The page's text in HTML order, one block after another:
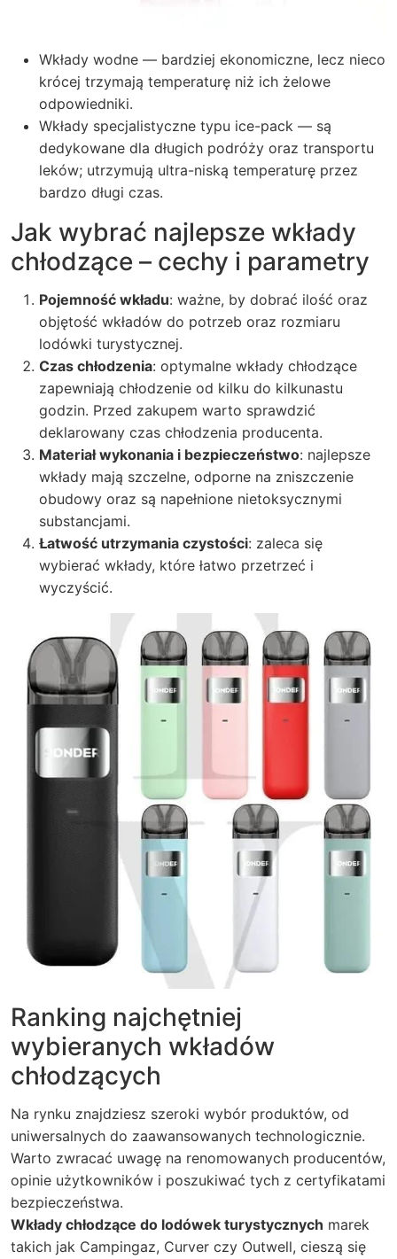
Wkłady wodne — bardziej ekonomiczne, lecz nieco
krócej trzymają temperaturę niż ich żelowe
odpowiedniki.
Wkłady specjalistyczne typu ice-pack — są
dedykowane dla długich podróży oraz transportu
leków; utrzymują ultra-niską temperaturę przez
bardzo długi czas.
Jak wybrać najlepsze wkłady
chłodzące – cechy i parametry
Pojemność wkładu: ważne, by dobrać ilość oraz
objętość wkładów do potrzeb oraz rozmiaru
lodówki turystycznej.
Czas chłodzenia: optymalne wkłady chłodzące
zapewniają chłodzenie od kilku do kilkunastu
godzin. Przed zakupem warto sprawdzić
deklarowany czas chłodzenia producenta.
Materiał wykonania i bezpieczeństwo: najlepsze
wkłady mają szczelne, odporne na zniszczenie
obudowy oraz są napełnione nietoksycznymi
substancjami.
Łatwość utrzymania czystości: zaleca się
wybierać wkłady, które łatwo przetrzeć i
wyczyścić.
Ranking najchętniej
wybieranych wkładów
chłodzących
Na rynku znajdziesz szeroki wybór produktów, od
uniwersalnych do zaawansowanych technologicznie.
Warto zwracać uwagę na renomowanych producentów,
opinie użytkowników i poszukiwać tych z certyfikatami
bezpieczeństwa.
Wkłady chłodzące do lodówek turystycznych marek
takich jak Campingaz, Curver czy Outwell, cieszą się